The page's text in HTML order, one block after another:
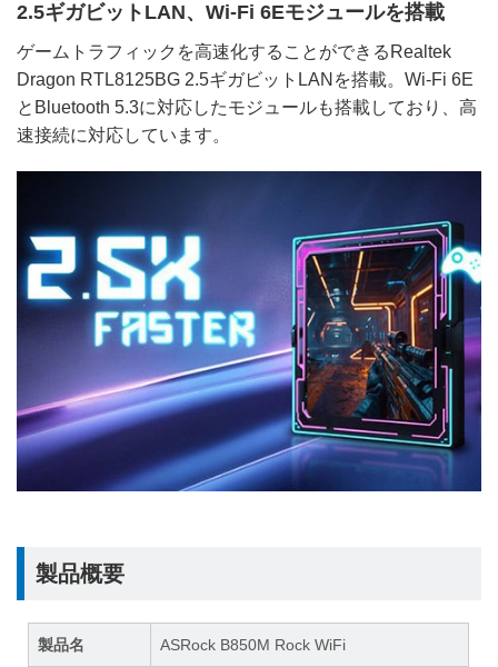
2.5ギガビットLAN、Wi-Fi 6Eモジュールを搭載
ゲームトラフィックを高速化することができるRealtek
Dragon RTL8125BG 2.5ギガビットLANを搭載。Wi-Fi 6E
とBluetooth 5.3に対応したモジュールも搭載しており、高
速接続に対応しています。
製品概要
製品名 ASRock B850M Rock WiFi